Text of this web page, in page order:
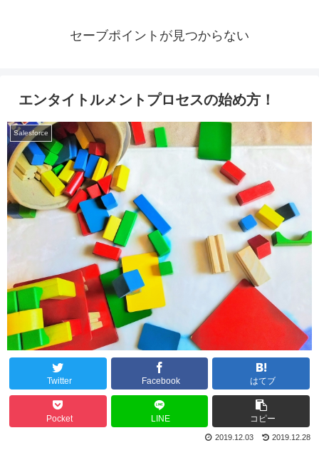
セーブポイントが見つからない
エンタイトルメントプロセスの始め方！
Salesforce
Twitter Facebook はてブ
Pocket LINE コピー
2019.12.28
2019.12.03